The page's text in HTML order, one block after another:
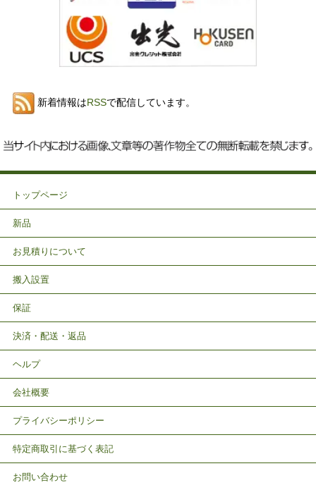
新着情報はRSSで配信しています。
トップページ
新品
お見積りについて
搬入設置
保証
決済・配送・返品
ヘルプ
会社概要
プライバシーポリシー
特定商取引に基づく表記
お問い合わせ